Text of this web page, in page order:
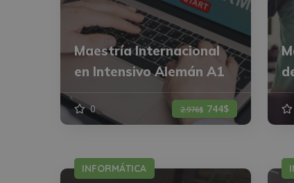
Maestría Internacional
en Intensivo Alemán A1
0 2.976$ 744$
INFORMÁTICA